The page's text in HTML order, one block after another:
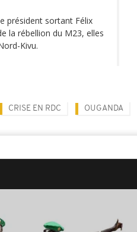
président sortant Félix
la rébellion du M23, elles
Kivu.
CRISE EN RDC OUGANDA